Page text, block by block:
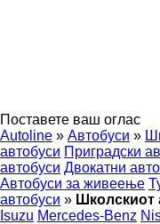
Поставете ваш оглас
Autoline » Автобуси »
автобуси Приградски
автобуси Двокатни
Автобуси за живеење
автобуси » Школскиот
Isuzu Mercedes-Benz